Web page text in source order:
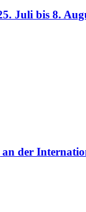
Juli bis 8.
der